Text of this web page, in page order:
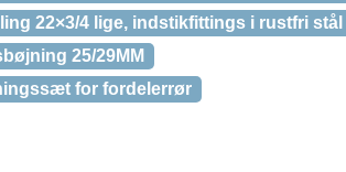
22×3/4 lige, indstikfittings i rustfri stål
25/29MM
for fordelerrør